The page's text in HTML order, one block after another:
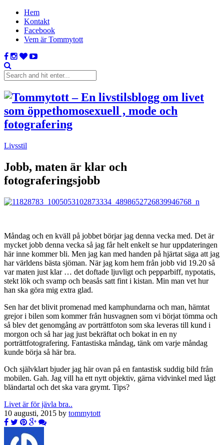
Hem
Kontakt
Facebook
Vem är Tommytott
Livsstil
Jobb, maten är klar och
fotograferingsjobb
Måndag och en kväll på jobbet börjar jag denna vecka med. Det är
mycket jobb denna vecka så jag får helt enkelt se hur uppdateringen
här inne kommer bli. Men jag kan med handen på hjärtat säga att jag
har världens bästa sjöman. När jag kom hem från jobb vid 19.20 så
var maten just klar … det doftade ljuvligt och pepparbiff, nypotatis,
stekt lök och svamp och beasås satt fint i kistan. Min man vet hur
han ska göra mig extra glad.
Sen har det blivit promenad med kamphundarna och man, hämtat
grejor i bilen som kommer från husvagnen som vi börjat tömma och
så blev det genomgång av porträttfoton som ska leveras till kund i
morgon och så har jag just bekräftat och bokat in en ny
porträttfotografering. Fantastiska måndag, tänk om varje måndag
kunde börja så här bra.
Och självklart bjuder jag här ovan på en fantastisk suddig bild från
mobilen. Gah. Jag vill ha ett nytt objektiv, gärna vidvinkel med lågt
bländartal och det ska vara grymt. Tips?
Livet är för jävla bra..
10 augusti, 2015 by tommytott